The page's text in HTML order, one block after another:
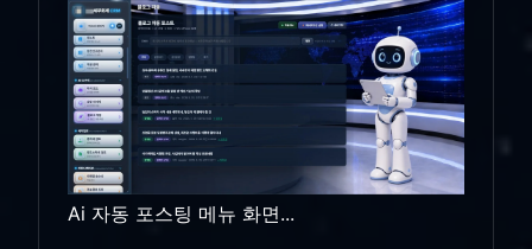
Ai 자동 포스팅 메뉴 화면...